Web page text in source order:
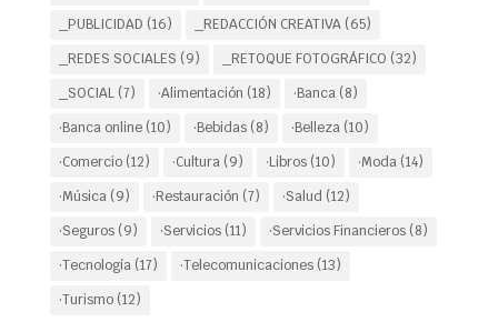
_PUBLICIDAD (16) _REDACCIÓN CREATIVA(65)
_REDES SOCIALES (9) _RETOQUE FOTOGRÁFICO (32)
_SOCIAL(7) ·Alimentación (18) ·Banca(8)
·Banca online(10) ·Bebidas(8) ·Belleza(10)
·Comercio(12) ·Cultura(9) ·Libros(10) ·Moda(14)
·Música(9) ·Restauración (7) ·Salud (12)
·Seguros(9) ·Servicios(11) ·Servicios Financieros(8)
·Tecnología(17) ·Telecomunicaciones(13)
·Turismo(12)